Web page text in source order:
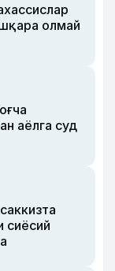
олмай
аёлга суд
сиёсий